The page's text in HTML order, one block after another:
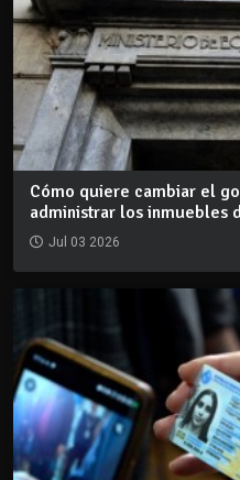
Cómo quiere cambiar el
administrar los inmuebles
Jul 03 2026